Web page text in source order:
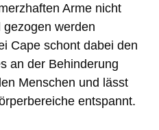
Arme nicht
werden
Cape schont dabei den
an der Behinderung
Menschen und lässt
entspannt.